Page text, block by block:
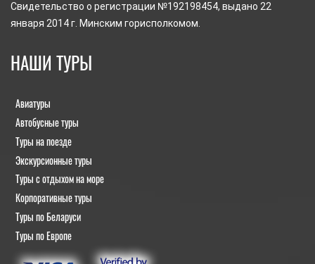
Свидетельство о регистрации №192198454, выдано 22
января 2014 г. Минским горисполкомом.
НАШИ ТУРЫ
Авиатуры
Автобусные туры
Туры на поезде
Экскурсионные туры
Туры с отдыхом на море
Корпоративные туры
Туры по Беларуси
Туры по Европе